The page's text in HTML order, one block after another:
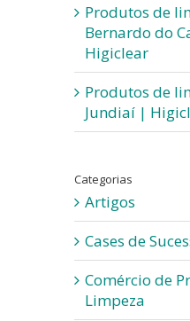
Produtos de
Bernardo do
Higiclear
Produtos de
Jundiaí |
Categorias
Artigos
Cases de
Comércio de
Limpeza